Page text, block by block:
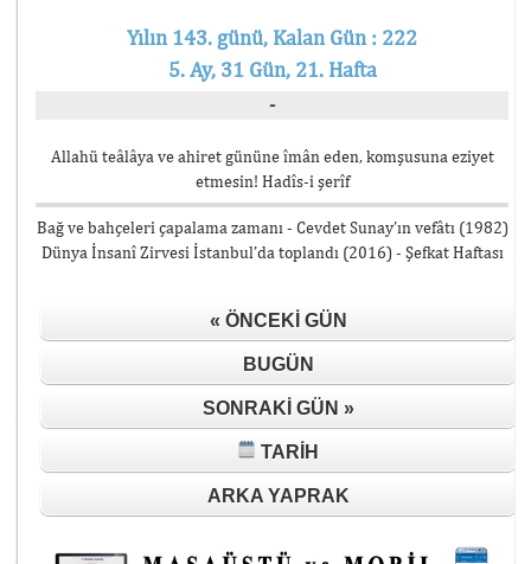
Yılın 143. günü, Kalan Gün : 222
5. Ay, 31 Gün, 21. Hafta
-
Allahü teâlâya ve ahiret gününe îmân eden, komşusuna eziyet
etmesin! Hadîs-i şerîf
Bağ ve bahçeleri çapalama zamanı - Cevdet Sunay’ın vefâtı (1982)
Dünya İnsanî Zirvesi İstanbul’da toplandı (2016) - Şefkat Haftası
« ÖNCEKI GÜN
BUGÜN
SONRAKI GÜN »
TARIH
ARKA YAPRAK